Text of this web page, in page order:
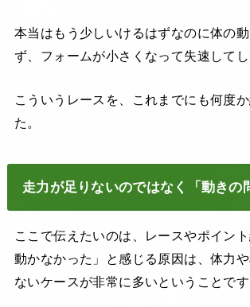
本当はもう少しいけるはずなのに体の
ず、フォームが小さくなって失速してし
こういうレースを、これまでにも何度
た。
走力が足りないのではなく「動きの
ここで伝えたいのは、レースやポイン
動かなかった」と感じる原因は、体力
ないケースが非常に多いということです